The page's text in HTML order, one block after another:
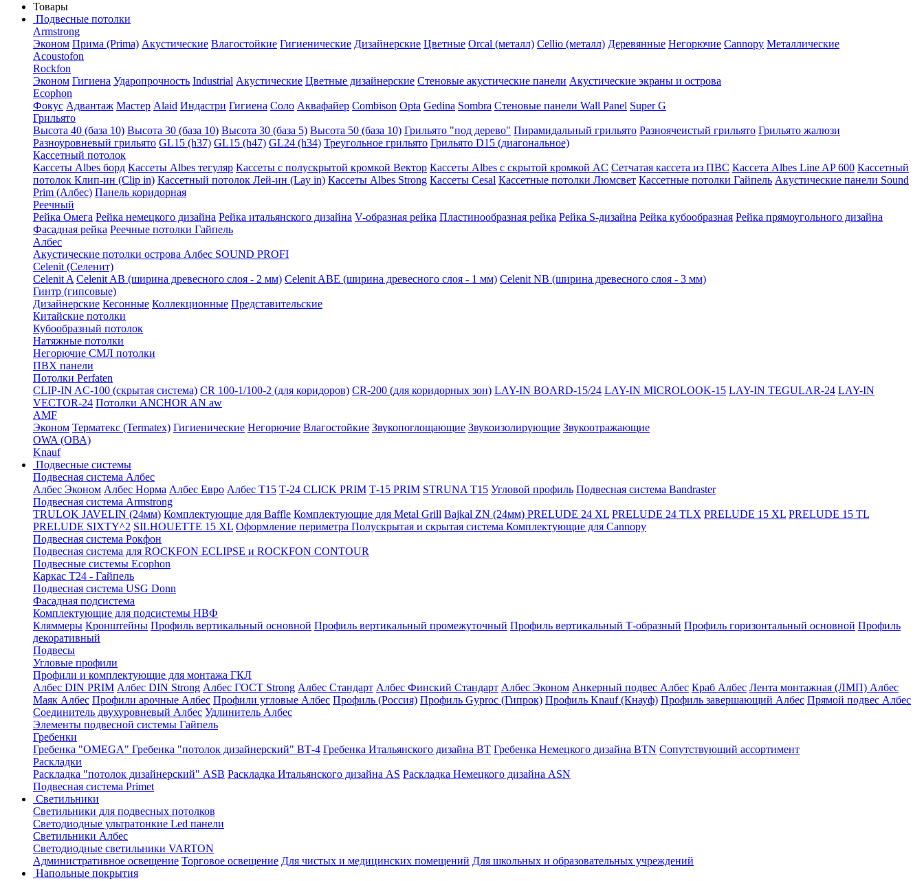
Товары
Подвесные потолки
Armstrong
Эконом Прима (Prima) Акустические Влагостойкие Гигиенические Дизайнерские Цветные Orcal (металл) Cellio (металл) Деревянные Негорючие Cannopy Металлические
Acoustofon
Rockfon
Эконом Гигиена Ударопрочность Industrial Акустические Цветные дизайнерские Стеновые акустические панели Акустические экраны и острова
Ecophon
Фокус Адвантаж Мастер Alaid Индастри Гигиена Соло Аквафайер Combison Opta Gedina Sombra Стеновые панели Wall Panel Super G
Грильято
Высота 40 (база 10) Высота 30 (база 10) Высота 30 (база 5) Высота 50 (база 10) Грильято "под дерево" Пирамидальный грильято Разноячеистый грильято Грильято жалюзи
Разноуровневый грильято GL15 (h37) GL15 (h47) GL24 (h34) Треугольное грильято Грильято D15 (диагональное)
Кассетный потолок
Кассеты Albes борд Кассеты Albes тегуляр Кассеты с полускрытой кромкой Вектор Кассеты Albes с скрытой кромкой AC Сетчатая кассета из ПВС Кассета Albes Line AP 600 Кассетный
потолок Клип-ин (Clip in) Кассетный потолок Лей-ин (Lay in) Кассеты Albes Strong Кассеты Cesal Кассетные потолки Люмсвет Кассетные потолки Гайпель Акустические панели Sound
Prim (Албес) Панель коридорная
Реечный
Рейка Омега Рейка немецкого дизайна Рейка итальянского дизайна V-образная рейка Пластинообразная рейка Рейка S-дизайна Рейка кубообразная Рейка прямоугольного дизайна
Фасадная рейка Реечные потолки Гайпель
Албес
Акустические потолки острова Албес SOUND PROFI
Celenit (Селенит)
Celenit A Celenit AB (ширина древесного слоя - 2 мм) Celenit ABE (ширина древесного слоя - 1 мм) Celenit NB (ширина древесного слоя - 3 мм)
Гинтр (гипсовые)
Дизайнерские Кесонные Коллекционные Представительские
Китайские потолки
Кубообразный потолок
Натяжные потолки
Негорючие СМЛ потолки
ПВХ панели
Потолки Perfaten
CLIP-IN AC-100 (скрытая система) CR 100-1/100-2 (для коридоров) CR-200 (для коридорных зон) LAY-IN BOARD-15/24 LAY-IN MICROLOOK-15 LAY-IN TEGULAR-24 LAY-IN
VECTOR-24 Потолки ANCHOR AN aw
AMF
Эконом Терматекс (Termatex) Гигиенические Негорючие Влагостойкие Звукопоглощающие Звукоизолирующие Звукоотражающие
OWA (ОВА)
Knauf
Подвесные системы
Подвесная система Албес
Албес Эконом Албес Норма Албес Евро Албес T15 Т-24 CLICK PRIM Т-15 PRIM STRUNA Т15 Угловой профиль Подвесная система Bandraster
Подвесная система Armstrong
TRULOK JAVELIN (24мм) Комплектующие для Baffle Комплектующие для Metal Grill Bajkal ZN (24мм) PRELUDE 24 XL PRELUDE 24 TLX PRELUDE 15 XL PRELUDE 15 TL
PRELUDE SIXTY^2 SILHOUETTE 15 XL Оформление периметра Полускрытая и скрытая система Комплектующие для Cannopy
Подвесная система Рокфон
Подвесная система для ROCKFON ECLIPSE и ROCKFON CONTOUR
Подвесные системы Ecophon
Каркас Т24 - Гайпель
Подвесная система USG Donn
Фасадная подсистема
Комплектующие для подсистемы НВФ
Кляммеры Кронштейны Профиль вертикальный основной Профиль вертикальный промежуточный Профиль вертикальный Т-образный Профиль горизонтальный основной Профиль
декоративный
Подвесы
Угловые профили
Профили и комплектующие для монтажа ГКЛ
Албес DIN PRIM Албес DIN Strong Албес ГОСТ Strong Албес Стандарт Албес Финский Стандарт Албес Эконом Анкерный подвес Албес Краб Албес Лента монтажная (ЛМП) Албес
Маяк Албес Профили арочные Албес Профили угловые Албес Профиль (Россия) Профиль Gyproc (Гипрок) Профиль Knauf (Кнауф) Профиль завершающий Албес Прямой подвес Албес
Соединитель двухуровневый Албес Удлинитель Албес
Элементы подвесной системы Гайпель
Гребенки
Гребенка "OMEGA" Гребенка "потолок дизайнерский" ВТ-4 Гребенка Итальянского дизайна BT Гребенка Немецкого дизайна ВТN Сопутствующий ассортимент
Раскладки
Раскладка "потолок дизайнерский" ASB Раскладка Итальянского дизайна AS Раскладка Немецкого дизайна АSN
Подвесная система Primet
Светильники
Светильники для подвесных потолков
Светодиодные ультратонкие Led панели
Светильники Албес
Светодиодные светильники VARTON
Административное освещение Торговое освещение Для чистых и медицинских помещений Для школьных и образовательных учреждений
Напольные покрытия